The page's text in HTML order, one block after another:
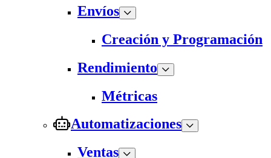
Envíos
Creación y Programación
Rendimiento
Métricas
Automatizaciones
Ventas